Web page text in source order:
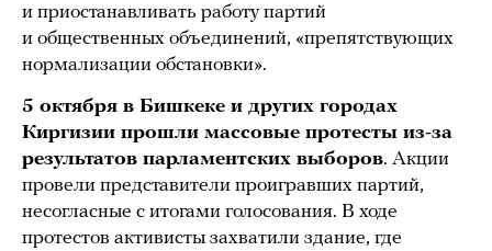
и приостанавливать работу партий
и общественных объединений, «препятствующих
нормализации обстановки».
5 октября в Бишкеке и других городах
Киргизии прошли массовые протесты из-за
результатов парламентских выборов. Акции
провели представители проигравших партий,
несогласные с итогами голосования. В ходе
протестов активисты захватили здание, где